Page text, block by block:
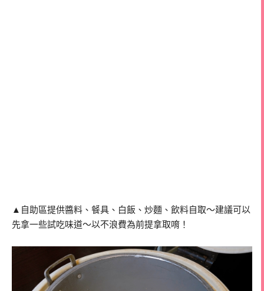
▲自助區提供醬料、餐具、白飯、炒麵、飲料自取～建議可以
先拿一些試吃味道～以不浪費為前提拿取唷！